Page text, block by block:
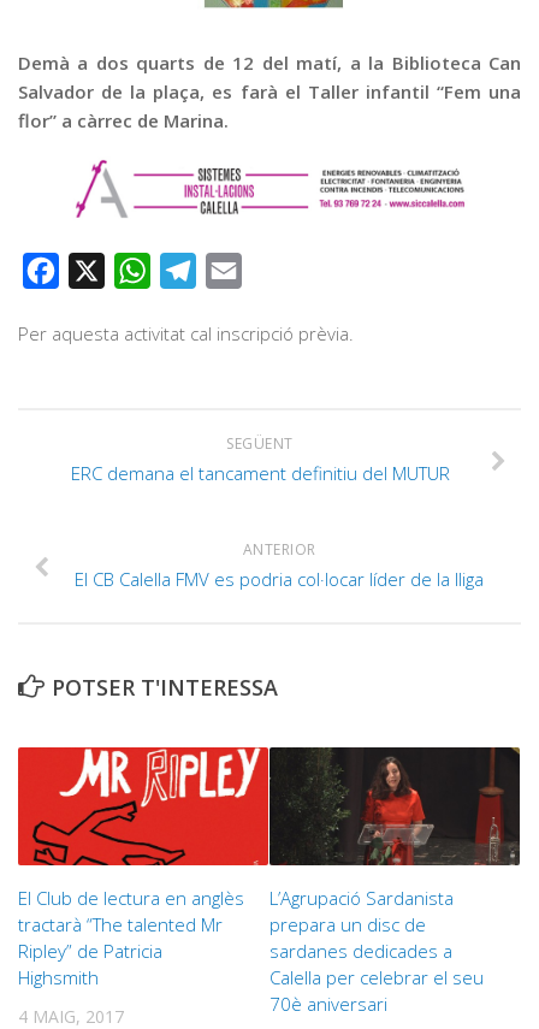
Contacte
Demà a dos quarts de 12 del matí, a la Biblioteca Can
Salvador de la plaça, es farà el Taller infantil “Fem una
flor” a càrrec de Marina.
Facebook WhatsAppTelegram
Per aquesta activitat cal inscripció prèvia.
SEGÜENT
ERC demana el tancament definitiu del MUTUR
ANTERIOR
El CB Calella FMV es podria col·locar líder de la lliga
POTSER T'INTERESSA
El Club de lectura en anglès
tractarà “The talented Mr
Ripley” de Patricia
Highsmith
4 MAIG, 2017
L’Agrupació Sardanista
prepara un disc de
sardanes dedicades a
Calella per celebrar el seu
70è aniversari